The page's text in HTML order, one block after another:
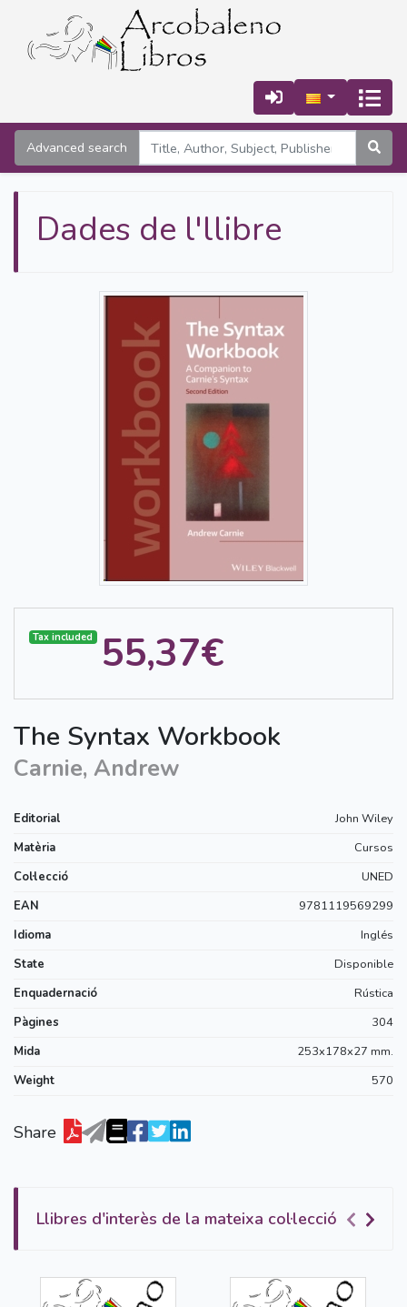
Advanced search
Dades de l'llibre
The Syntax Workbook
Carnie, Andrew
Editorial
John Wiley
Matèria
Cursos
Col·lecció
UNED
EAN
9781119569299
Idioma
Inglés
State
Disponible
Enquadernació
Rústica
Pàgines
304
Mida
253x178x27 mm.
Weight
570
Share
Tax included 55,37€
Llibres d'interès de la mateixa col·lecció